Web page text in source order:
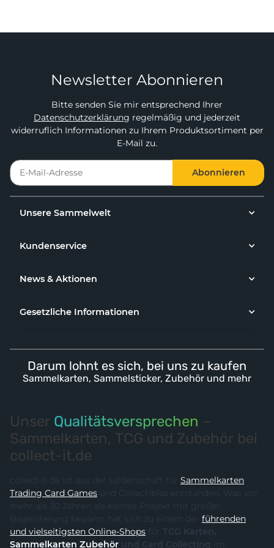
Newsletter Abonnieren
Bitte senden Sie mir entsprechend Ihrer
Datenschutzerklärung regelmäßig und jederzeit
widerruflich Informationen zu Ihrem Produktsortiment per
E-Mail zu.
Abonnieren
Unsere Sammelwelt
Kundenservice
News & Aktionen
Gesetzliche Informationen
Darum lohnt es sich, bei uns zu kaufen
Sammelkarten, Sammelsticker, Zubehör und mehr
Unser Qualitätsversprechen –
Sammelkarten, TCG und Zubehör bei
collect-it.de
collect-it.de ist aus der Leidenschaft für Sammelkarten,
Trading Card Games und Collectibles entstanden. Was vor
mehr als 30 Jahren als kleines Projekt mit großer
Begeisterung begann, hat sich zu einem der führenden
und vielseitigsten Online-Shops für TCG Karten,
Sammelkarten Zubehör und Card Collecting im